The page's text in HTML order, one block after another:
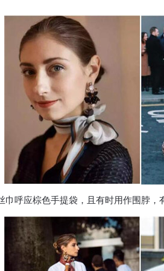
巾呼应棕色手提袋，且有时用作围脖